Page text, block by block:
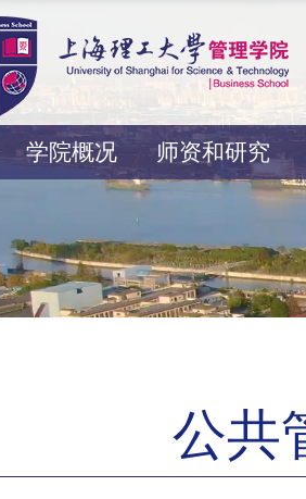
学院概况 师资和研究
公共